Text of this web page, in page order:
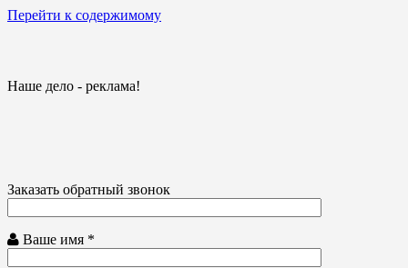
Перейти к содержимому
Наше дело - реклама!
Заказать обратный звонок
Ваше имя *